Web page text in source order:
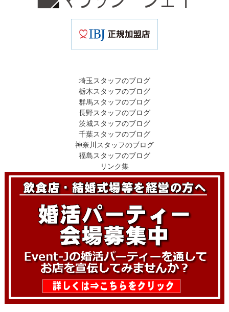
埼玉スタッフのブログ
栃木スタッフのブログ
群馬スタッフのブログ
長野スタッフのブログ
茨城スタッフのブログ
千葉スタッフのブログ
神奈川スタッフのブログ
福島スタッフのブログ
リンク集